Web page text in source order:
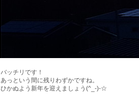
ッチリです！
っという間に残りわずかですね。
かぬよう新年を迎えましょう(^_-)-☆